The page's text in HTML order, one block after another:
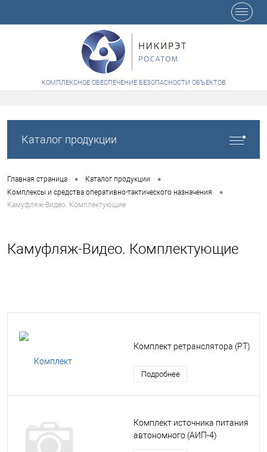
КОМПЛЕКСНОЕ ОБЕСПЕЧЕНИЕ БЕЗОПАСНОСТИ ОБЪЕКТОВ
Каталог продукции
Главная страница • Каталог продукции •
Комплексы и средства оперативно-тактического назначения •
Камуфляж-Видео. Комплектующие
Камуфляж-Видео. Комплектующие
Комплект ретранслятора (РТ)
Подробнее
Комплект источника питания
автономного (АИП-4)